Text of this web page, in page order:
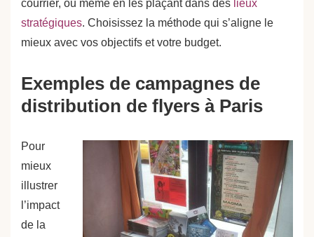
courrier, ou même en les plaçant dans des lieux
stratégiques. Choisissez la méthode qui s’aligne le
mieux avec vos objectifs et votre budget.
Exemples de campagnes de
distribution de flyers à Paris
Pour
mieux
illustrer
l’impact
de la